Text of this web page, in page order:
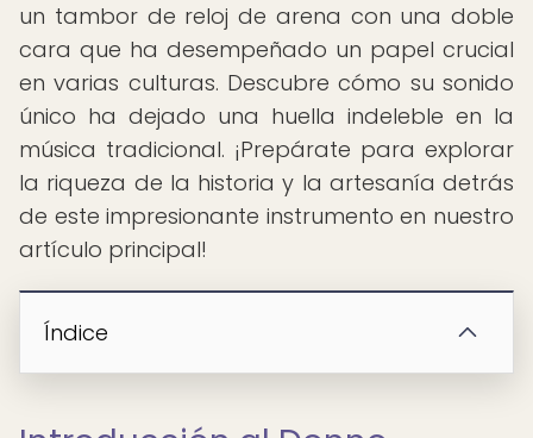
un tambor de reloj de arena con una doble
cara que ha desempeñado un papel crucial
en varias culturas. Descubre cómo su sonido
único ha dejado una huella indeleble en la
música tradicional. ¡Prepárate para explorar
la riqueza de la historia y la artesanía detrás
de este impresionante instrumento en nuestro
artículo principal!
Índice